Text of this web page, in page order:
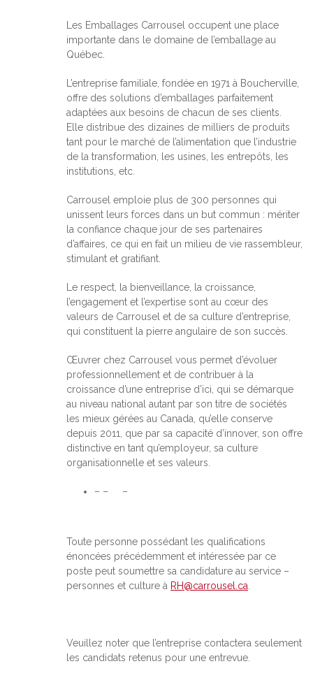
Les Emballages Carrousel occupent une place
importante dans le domaine de l’emballage au
Québec.
L’entreprise familiale, fondée en 1971 à Boucherville,
offre des solutions d’emballages parfaitement
adaptées aux besoins de chacun de ses clients.
Elle distribue des dizaines de milliers de produits
tant pour le marché de l’alimentation que l’industrie
de la transformation, les usines, les entrepôts, les
institutions, etc.
Carrousel emploie plus de 300 personnes qui
unissent leurs forces dans un but commun : mériter
la confiance chaque jour de ses partenaires
d’affaires, ce qui en fait un milieu de vie rassembleur,
stimulant et gratifiant.
Le respect, la bienveillance, la croissance,
l’engagement et l’expertise sont au cœur des
valeurs de Carrousel et de sa culture d’entreprise,
qui constituent la pierre angulaire de son succès.
Œuvrer chez Carrousel vous permet d’évoluer
professionnellement et de contribuer à la
croissance d’une entreprise d’ici, qui se démarque
au niveau national autant par son titre de sociétés
les mieux gérées au Canada, qu’elle conserve
depuis 2011, que par sa capacité d’innover, son offre
distinctive en tant qu’employeur, sa culture
organisationnelle et ses valeurs.
– – –
Toute personne possédant les qualifications
énoncées précédemment et intéressée par ce
poste peut soumettre sa candidature au service –
personnes et culture à RH@carrousel.ca
Veuillez noter que l’entreprise contactera seulement
les candidats retenus pour une entrevue.